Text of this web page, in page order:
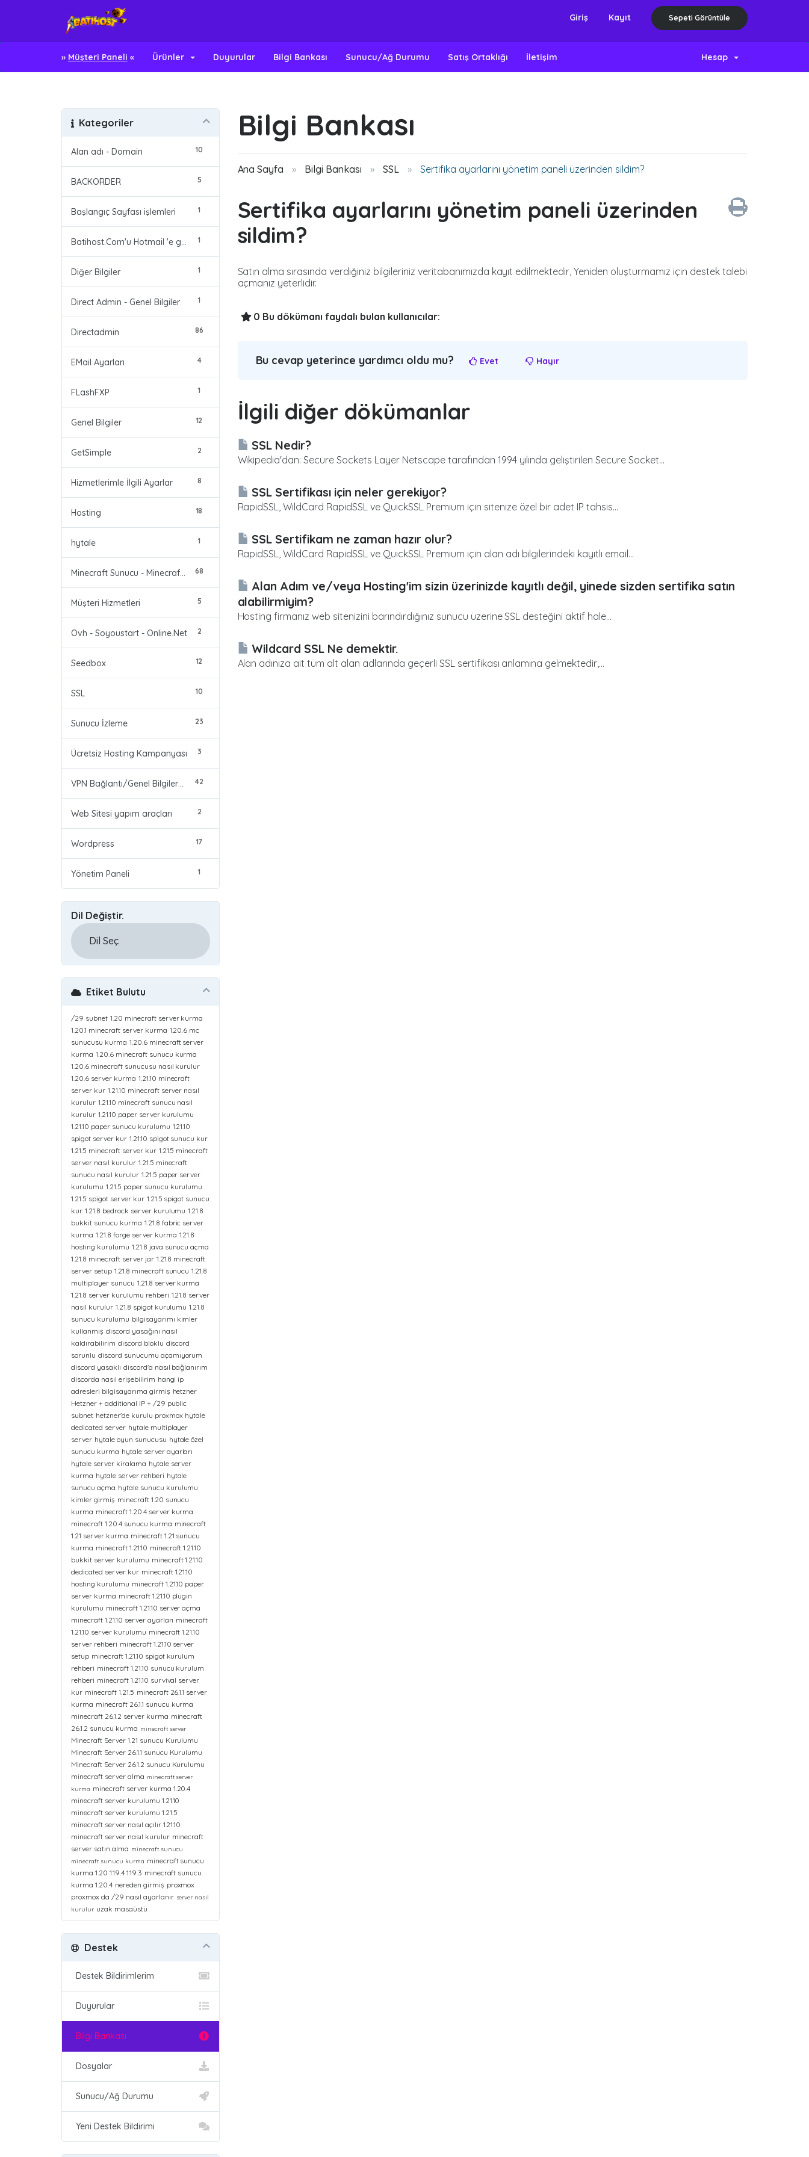
Giriş Kayıt Sepeti Görüntüle
» Müşteri Paneli « Ürünler Duyurular Bilgi Bankası Sunucu/Ağ Durumu Satış Ortaklığı İletişim Hesap
Bilgi Bankası
Ana Sayfa Bilgi Bankası SSL Sertifika ayarlarını yönetim paneli üzerinden sildim?
Kategoriler
10
Alan adı - Domain
5
BACKORDER
1
Başlangıç Sayfası işlemleri
1
1
Diğer Bilgiler
1
Direct Admin - Genel Bilgiler
86
Directadmin
4
EMail Ayarları
1
FLashFXP
12
Genel Bilgiler
2
GetSimple
8
Hizmetlerimle İlgili Ayarlar
18
Hosting
1
hytale
68
Minecraft Sunucu - Minecraft Server
5
Müşteri Hizmetleri
2
Ovh - Soyoustart - Online.Net
12
Seedbox
10
SSL
23
Sunucu İzleme
3
Ücretsiz Hosting Kampanyası
42
VPN Bağlantı/Genel Bilgiler/Problemler
2
Web Sitesi yapım araçları
17
Wordpress
1
Yönetim Paneli
Dil Değiştir.
Sertifika ayarlarını yönetim paneli üzerinden
sildim?
Satın alma sırasında verdiğiniz bilgileriniz veritabanımızda kayıt edilmektedir, Yeniden oluşturmamız için destek talebi
açmanız yeterlidir.
0 Bu dökümanı faydalı bulan kullanıcılar:
Bu cevap yeterince yardımcı oldu mu? Evet Hayır
İlgili diğer dökümanlar
SSL Nedir?
Wikipedia'dan: Secure Sockets Layer Netscape tarafından 1994 yılında geliştirilen Secure Socket...
SSL Sertifikası için neler gerekiyor?
RapidSSL, WildCard RapidSSL ve QuickSSL Premium için sitenize özel bir adet IP tahsis...
SSL Sertifikam ne zaman hazır olur?
RapidSSL, WildCard RapidSSL ve QuickSSL Premium için alan adı bilgilerindeki kayıtlı email...
Alan Adım ve/veya Hosting'im sizin üzerinizde kayıtlı değil, yinede sizden sertifika satın
alabilirmiyim?
Hosting firmanız web sitenizini barındırdığınız sunucu üzerine SSL desteğini aktif hale...
Wildcard SSL Ne demektir.
Alan adınıza ait tüm alt alan adlarında geçerli SSL sertifikası anlamına gelmektedir,...
Etiket Bulutu
/29 subnet 1.20 minecraft server kurma
1.20.1 minecraft server kurma 1.20.6 mc
sunucusu kurma 1.20.6 minecraft server
kurma 1.20.6 minecraft sunucu kurma
1.20.6 minecraft sunucusu nasıl kurulur
1.20.6 server kurma 1.21.10 minecraft
server kur 1.21.10 minecraft server nasıl
kurulur 1.21.10 minecraft sunucu nasıl
kurulur 1.21.10 paper server kurulumu
1.21.10 paper sunucu kurulumu 1.21.10
spigot server kur 1.21.10 spigot sunucu kur
1.21.5 minecraft server kur 1.21.5 minecraft
server nasıl kurulur 1.21.5 minecraft
sunucu nasıl kurulur 1.21.5 paper server
kurulumu 1.21.5 paper sunucu kurulumu
1.21.5 spigot server kur 1.21.5 spigot sunucu
kur 1.21.8 bedrock server kurulumu 1.21.8
bukkit sunucu kurma 1.21.8 fabric server
kurma 1.21.8 forge server kurma 1.21.8
hosting kurulumu 1.21.8 java sunucu açma
1.21.8 minecraft server jar 1.21.8 minecraft
server setup 1.21.8 minecraft sunucu 1.21.8
multiplayer sunucu 1.21.8 server kurma
1.21.8 server kurulumu rehberi 1.21.8 server
nasıl kurulur 1.21.8 spigot kurulumu 1.21.8
sunucu kurulumu bilgisayarımı kimler
kullanmış discord yasağını nasıl
kaldırabilirim discord bloklu discord
sorunlu discord sunucumu açamıyorum
discord yasaklı discord'a nasıl bağlanırım
discorda nasıl erişebilirim hangi ip
adresleri bilgisayarıma girmiş hetzner
Hetzner + additional IP + /29 public
subnet hetzner'de kurulu proxmox hytale
dedicated server hytale multiplayer
server hytale oyun sunucusu hytale özel
sunucu kurma hytale server ayarları
hytale server kiralama hytale server
kurma hytale server rehberi hytale
sunucu açma hytale sunucu kurulumu
kimler girmiş minecraft 1.20 sunucu
kurma minecraft 1.20.4 server kurma
minecraft 1.20.4 sunucu kurma minecraft
1.21 server kurma minecraft 1.21 sunucu
kurma minecraft 1.21.10 minecraft 1.21.10
bukkit server kurulumu minecraft 1.21.10
dedicated server kur minecraft 1.21.10
hosting kurulumu minecraft 1.21.10 paper
server kurma minecraft 1.21.10 plugin
kurulumu minecraft 1.21.10 server açma
minecraft 1.21.10 server ayarları minecraft
1.21.10 server kurulumu minecraft 1.21.10
server rehberi minecraft 1.21.10 server
setup minecraft 1.21.10 spigot kurulum
rehberi minecraft 1.21.10 sunucu kurulum
rehberi minecraft 1.21.10 survival server
kur minecraft 1.21.5 minecraft 26.1.1 server
kurma minecraft 26.1.1 sunucu kurma
minecraft 26.1.2 server kurma minecraft
26.1.2 sunucu kurma minecraft server
Minecraft Server 1.21 sunucu Kurulumu
Minecraft Server 26.1.1 sunucu Kurulumu
Minecraft Server 26.1.2 sunucu Kurulumu
minecraft server alma minecraft server
kurma minecraft server kurma 1.20.4
minecraft server kurulumu 1.21.10
minecraft server kurulumu 1.21.5
minecraft server nasıl açılır 1.21.10
minecraft server nasıl kurulur minecraft
server satın alma minecraft sunucu
minecraft sunucu kurma minecraft sunucu
kurma 1.20 1.19.4 1.19.3 minecraft sunucu
kurma 1.20.4 nereden girmiş proxmox
proxmox da /29 nasıl ayarlanır server nasıl
kurulur uzak masaüstü
Destek
Destek Bildirimlerim
Duyurular
Bilgi Bankası
Dosyalar
Sunucu/Ağ Durumu
Yeni Destek Bildirimi